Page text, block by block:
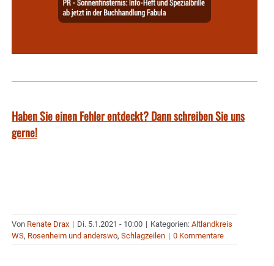
Haben Sie einen Fehler entdeckt? Dann schreiben Sie uns
gerne!
Von Renate Drax | Di. 5.1.2021 - 10:00 | Kategorien: Altlandkreis
WS, Rosenheim und anderswo, Schlagzeilen | 0 Kommentare